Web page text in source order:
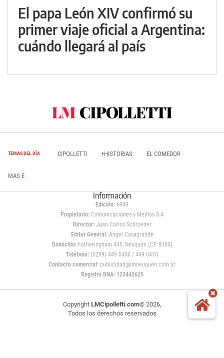
El papa León XIV confirmó su
primer viaje oficial a Argentina:
cuándo llegará al país
TEMAS DEL DÍA CIPOLLETTI +HISTORIAS EL COMEDOR
MAS E
Información
Edición: 6949
Propietario:Comunicaciones y Medios S.A
Director: Juan Carlos Schroeder
Editor General:Ángel Casagrande
Domicilio:Fotheringham 445, Neuquén (CP 8300)
Teléfono: (0299) 449 0400 / 449 0410
Contacto comercial: publicidad@lmneuquen.com.ar
Registro DNA: 123442625
Copyright LMCipolletti.com© 2026,
Todos los derechos reservados